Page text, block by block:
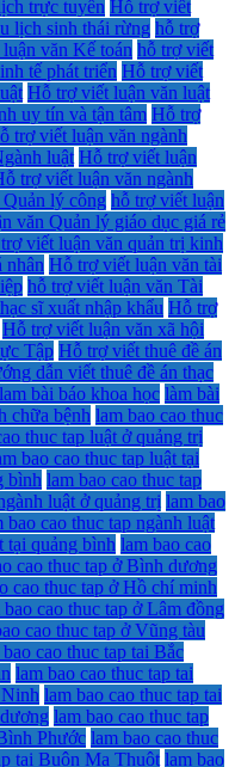
trực tuyến Hỗ trợ viết
lịch sinh thái rừng hỗ trợ
văn Kế toán hỗ trợ viết
tế phát triển Hỗ trợ viết
Hỗ trợ viết luận văn luật
uy tín và tận tâm Hỗ trợ
trợ viết luận văn ngành
luật Hỗ trợ viết luận
trợ viết luận văn ngành
lý công hỗ trợ viết luận
văn Quản lý giáo dục giá rẻ
viết luận văn quản trị kinh
nhân Hỗ trợ viết luận văn tài
hỗ trợ viết luận văn Tài
sĩ xuất nhập khẩu Hỗ trợ
Hỗ trợ viết luận văn xã hội
Tập Hỗ trợ viết thuê đề án
dẫn viết thuê đề án thạc
lam bài báo khoa học làm bài
chữa bệnh lam bao cao thuc
thuc tap luật ở quảng trị
bao cao thuc tap luật tại
bình lam bao cao thuc tap
luật ở quảng trị lam bao
bao cao thuc tap ngành luật
tại quảng bình lam bao cao
cao thuc tap ở Bình dương
cao thuc tap ở Hồ chí minh
bao cao thuc tap ở Lâm đồng
cao thuc tap ở Vũng tàu
cao thuc tap tai Bắc
lam bao cao thuc tap tai
Ninh lam bao cao thuc tap tai
lam bao cao thuc tap
Phước lam bao cao thuc
tai Buôn Ma Thuột lam bao